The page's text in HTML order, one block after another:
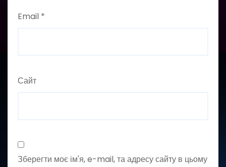
Email *
Сайт
Зберегти моє ім'я, e-mail, та адресу сайту в цьому